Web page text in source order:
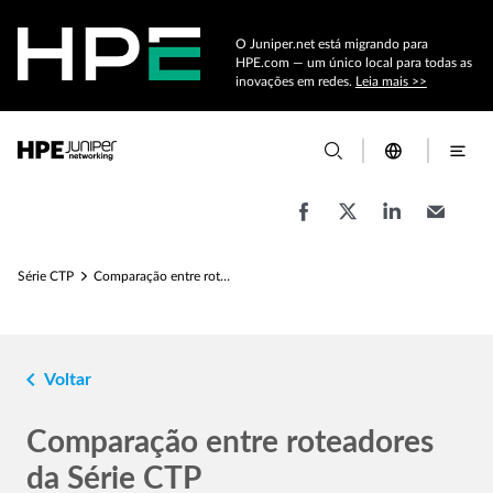
O Juniper.net está migrando para
HPE.com — um único local para todas as
inovações em redes. Leia mais >>
Série CTP Comparação entre roteadores da Série CTP
navigate_before Voltar
Comparação entre roteadores
da Série CTP